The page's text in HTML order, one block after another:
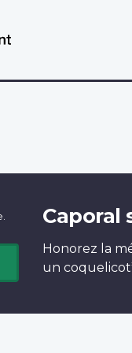
Caporal
Honorez la
un